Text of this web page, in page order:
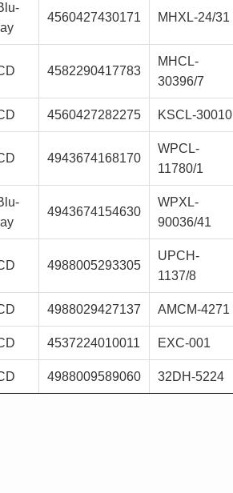
4560427430171 MHXL-24/31
4582290417783
MHCL-
30396/7
4560427282275 KSCL-30010
4943674168170
WPCL-
11780/1
4943674154630
WPXL-
90036/41
4988005293305
UPCH-
1137/8
4988029427137 AMCM-4271
4537224010011 EXC-001
4988009589060 32DH-5224